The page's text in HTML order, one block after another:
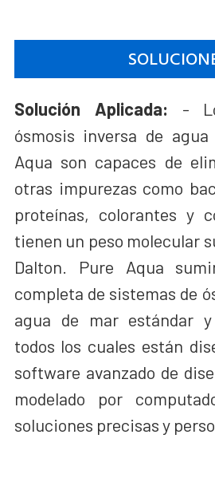
Solución Aplicada: -
ósmosis inversa de
Aqua son capaces de
otras impurezas como
proteínas, colorantes y
tienen un peso molecular
Dalton. Pure Aqua
completa de sistemas de
agua de mar estándar y
todos los cuales están
software avanzado de
modelado por
soluciones precisas y